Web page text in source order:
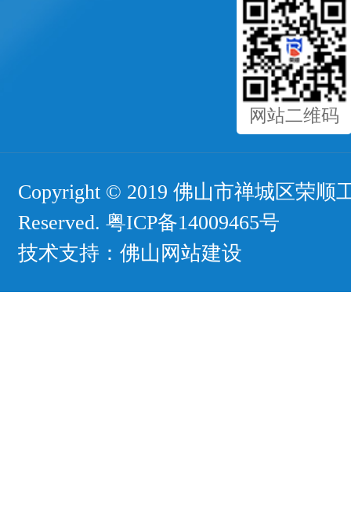
网站二维码
Copyright © 2019 佛山市禅城区荣顺
Reserved. 粤ICP备14009465号
技术支持： 佛山网站建设